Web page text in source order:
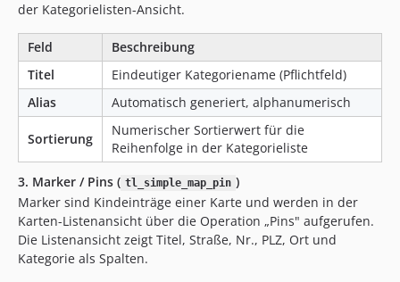
der Kategorielisten-Ansicht.
Feld
Beschreibung
Titel
Eindeutiger Kategoriename (Pflichtfeld)
Alias
Automatisch generiert, alphanumerisch
Sortierung
Numerischer Sortierwert für die
Reihenfolge in der Kategorieliste
3. Marker / Pins ( tl_simple_map_pin )
Marker sind Kindeinträge einer Karte und werden in der
Karten-Listenansicht über die Operation „Pins" aufgerufen.
Die Listenansicht zeigt Titel, Straße, Nr., PLZ, Ort und
Kategorie als Spalten.